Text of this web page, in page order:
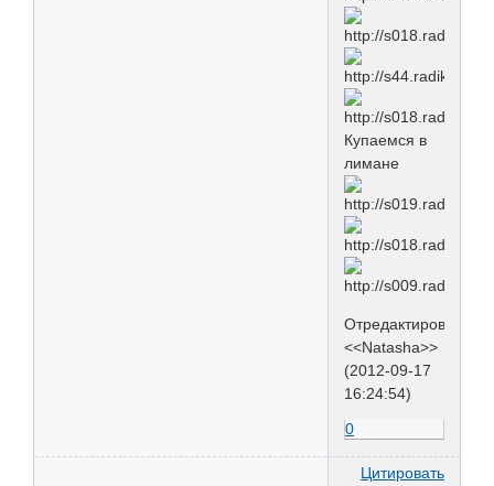
Купаемся в
лимане
Отредактировано
<<Natasha>>
(2012-09-17
16:24:54)
0
Цитировать